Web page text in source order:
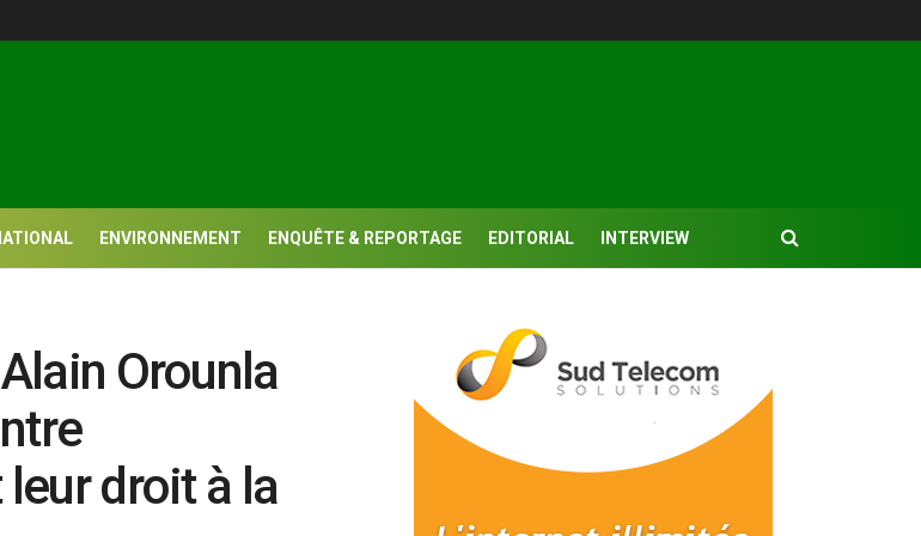
ENVIRONNEMENT ENQUÊTE & REPORTAGE EDITORIAL INTERVIEW
Orounla
leur droit à la